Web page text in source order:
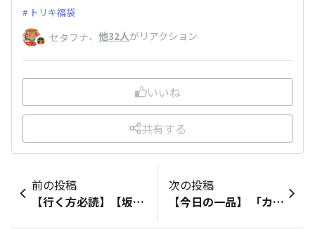
トリキ福袋
セタフナ、 他32人がリアクション
いいね
共有する
前の投稿
【行く方必読】【坂内食堂本店】【謎の丼】 たまたま昔から本店訪れているおじさんの話を聞き耳立てて知ったのですが、坂内食堂本店には先代店主以前から「ある場所に謎の丼が置いてある」と言うのです。 私、探しました。ただ並んでいるのは暇なので。 そしたら…見つけたのです。確かに謎の丼！ ネットで検索してもヒットしませんでした。 なので、すごめんちの方だけに教えます。 行く事があったら探してみてください。 それではこちらです。
次の投稿
【今日の一品】 「カルディ 牡蠣だし 塩やきそば」（9月初旬新発売） 太平食品工業製（サンヨー食品系列） 牡蠣だしの塩焼そばというのが珍しい 海鮮風味のなかに牡蠣の風味がほんのり 細めの麺、歯ごたえあっていい食感ですが、 麺量が汁なし商品で55gはあまりに少ないですね～😅